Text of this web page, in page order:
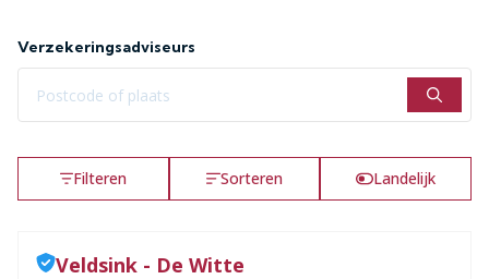
Verzekeringsadviseurs
Filteren Sorteren Landelijk
Veldsink - De Witte